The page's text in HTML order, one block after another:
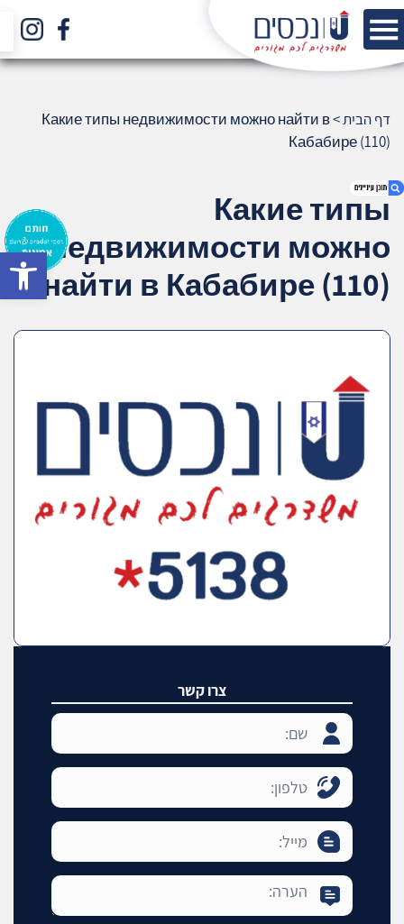
1. Какие типы недвижимости можно найти
в Кабабире (110)
3. שאלתם ? ענינו !
דף הבית>
Какие типы недвижимости можно найти в
Кабабире (110)
Какие типы
недвижимости можно
найти в Кабабире (110)
צרו קשר